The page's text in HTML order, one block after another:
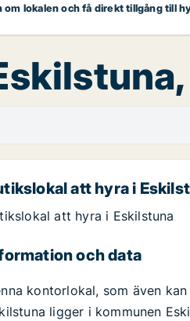
om lokalen och få direkt tillgång till
att hyra i
att hyra i Eskilstuna
och data
kontorlokal, som även
ligger i kommunen